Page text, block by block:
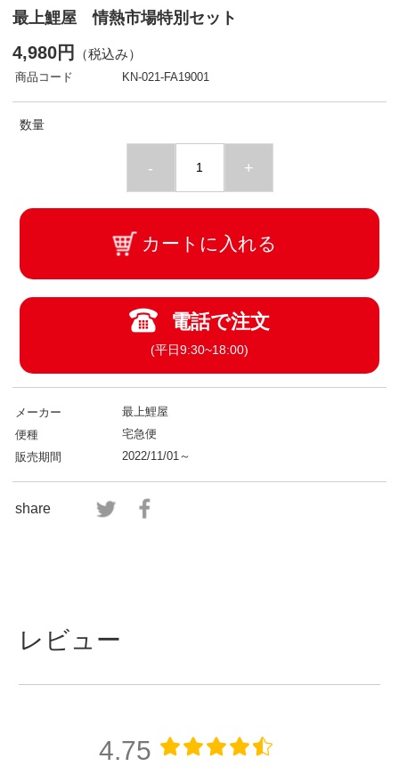
最上鯉屋 情熱市場特別セット
4,980円 （税込み）
商品コード KN-021-FA19001
数量
- +
カートに入れる
電話で注文
(平日9:30~18:00)
メーカー
最上鯉屋
便種
宅急便
販売期間
2022/11/01～
share
レビュー
4.75